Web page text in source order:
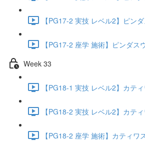
【PG17-2 実技 レベル2】ピン
【PG17-2 座学 施術】ピンダス
Week 33
【PG18-1 実技 レベル2】カテ
【PG18-2 実技 レベル2】カテ
【PG18-2 座学 施術】カティワ